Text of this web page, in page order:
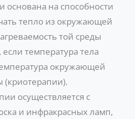
на способности
тепло из окружающей
той среды
температура тела
окружающей
(криотерапии).
осуществляется с
и инфракрасных ламп,